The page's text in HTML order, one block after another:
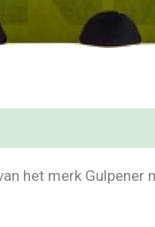
het merk